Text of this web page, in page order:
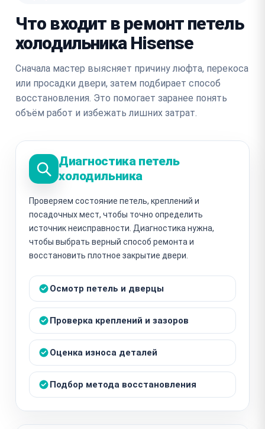
Что входит в ремонт петель
холодильника Hisense
Сначала мастер выясняет причину люфта, перекоса
или просадки двери, затем подбирает способ
восстановления. Это помогает заранее понять
объём работ и избежать лишних затрат.
Диагностика петель
холодильника
Проверяем состояние петель, креплений и
посадочных мест, чтобы точно определить
источник неисправности. Диагностика нужна,
чтобы выбрать верный способ ремонта и
восстановить плотное закрытие двери.
Осмотр петель и дверцы
Проверка креплений и зазоров
Оценка износа деталей
Подбор метода восстановления